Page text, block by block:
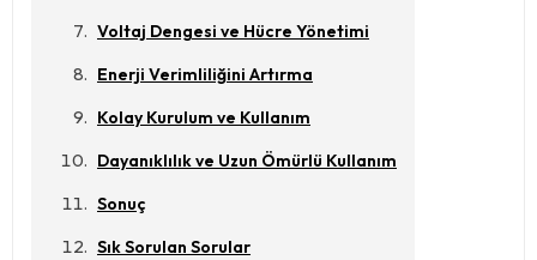
Voltaj Dengesi ve Hücre Yönetimi
Enerji Verimliliğini Artırma
Kolay Kurulum ve Kullanım
Dayanıklılık ve Uzun Ömürlü Kullanım
Sonuç
Sık Sorulan Sorular